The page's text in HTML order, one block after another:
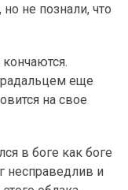
не познали, что
еще
на свое
в боге как боге
несправедлив и